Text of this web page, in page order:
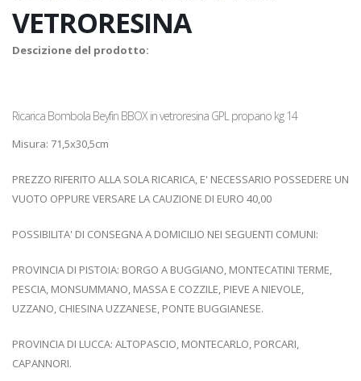
VETRORESINA
Descizione del prodotto:
Ricarica Bombola Beyfin BBOX in vetroresina GPL propano kg 14
Misura: 71,5x30,5cm
PREZZO RIFERITO ALLA SOLA RICARICA, E' NECESSARIO POSSEDERE UN
VUOTO OPPURE VERSARE LA CAUZIONE DI EURO 40,00
POSSIBILITA' DI CONSEGNA A DOMICILIO NEI SEGUENTI COMUNI:
PROVINCIA DI PISTOIA: BORGO A BUGGIANO, MONTECATINI TERME,
PESCIA, MONSUMMANO, MASSA E COZZILE, PIEVE A NIEVOLE,
UZZANO, CHIESINA UZZANESE, PONTE BUGGIANESE.
PROVINCIA DI LUCCA: ALTOPASCIO, MONTECARLO, PORCARI,
CAPANNORI.